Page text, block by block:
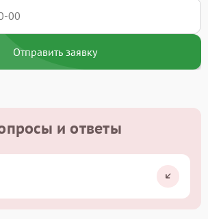
Отправить заявку
и ответы